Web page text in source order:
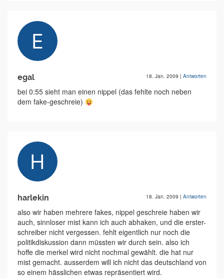
egal 18. Jan. 2009 | Antworten
bei 0:55 sieht man einen nippel (das fehlte noch neben
dem fake-geschreie)
harlekin 18. Jan. 2009 | Antworten
also wir haben mehrere fakes, nippel geschreie haben wir
auch, sinnloser mist kann ich auch abhaken, und die erster-
schreiber nicht vergessen. fehlt eigentlich nur noch die
politikdiskussion dann müssten wir durch sein. also ich
hoffe die merkel wird nicht nochmal gewählt. die hat nur
mist gemacht. ausserdem will ich nicht das deutschland von
so einem hässlichen etwas repräsentiert wird.